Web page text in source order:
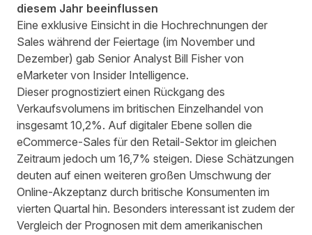
diesem Jahr beeinflussen
Eine exklusive Einsicht in die Hochrechnungen der
Sales während der Feiertage (im November und
Dezember) gab Senior Analyst Bill Fisher von
eMarketer von Insider Intelligence.
Dieser prognostiziert einen Rückgang des
Verkaufsvolumens im britischen Einzelhandel von
insgesamt 10,2%. Auf digitaler Ebene sollen die
eCommerce-Sales für den Retail-Sektor im gleichen
Zeitraum jedoch um 16,7% steigen. Diese Schätzungen
deuten auf einen weiteren großen Umschwung der
Online-Akzeptanz durch britische Konsumenten im
vierten Quartal hin. Besonders interessant ist zudem der
Vergleich der Prognosen mit dem amerikanischen